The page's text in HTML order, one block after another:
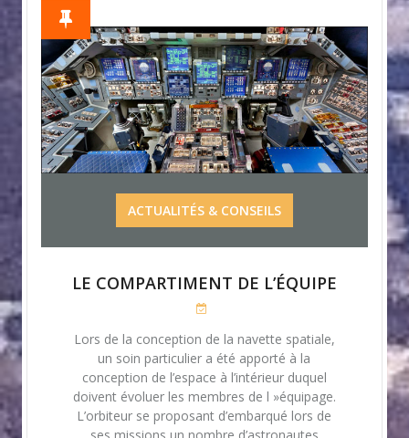
ACTUALITÉS & CONSEILS
LE COMPARTIMENT DE L’ÉQUIPE
Lors de la conception de la navette spatiale,
un soin particulier a été apporté à la
conception de l’espace à l’intérieur duquel
doivent évoluer les membres de l »équipage.
L’orbiteur se proposant d’embarqué lors de